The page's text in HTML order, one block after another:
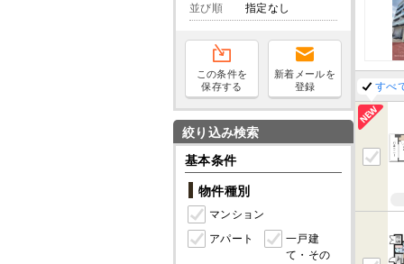
並び順
指定なし
この条件を
保存する
新着メールを
登録
絞り込み検索
基本条件
物件種別
マンション
アパート
一戸建
て・その
すべ